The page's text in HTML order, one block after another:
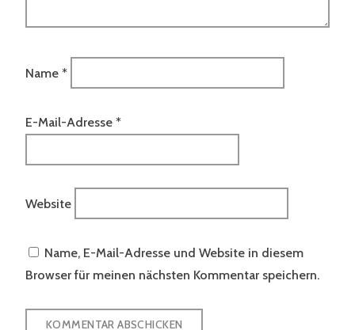
Name *
E-Mail-Adresse *
Website
Name, E-Mail-Adresse und Website in diesem
Browser für meinen nächsten Kommentar speichern.